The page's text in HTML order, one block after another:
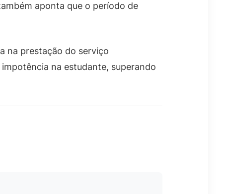
aponta que o período de
na prestação do serviço
na estudante, superando